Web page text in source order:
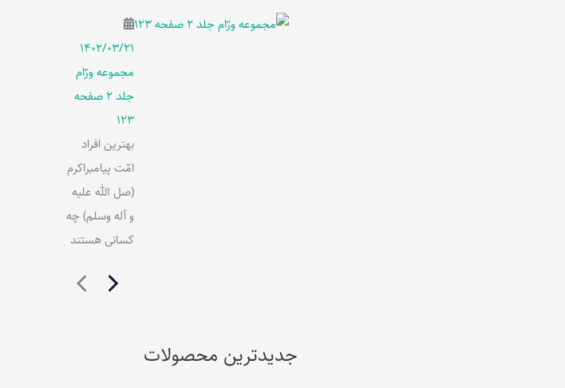
۱۴۰۲/۰۳/۲۱
مجموعه ورّام
جلد 2 صفحه
123
بهترین افراد
امّت پیامبراکرم
(صل الله علیه
و آله وسلم) چه
کسانی هستند
جدیدترین محصولات